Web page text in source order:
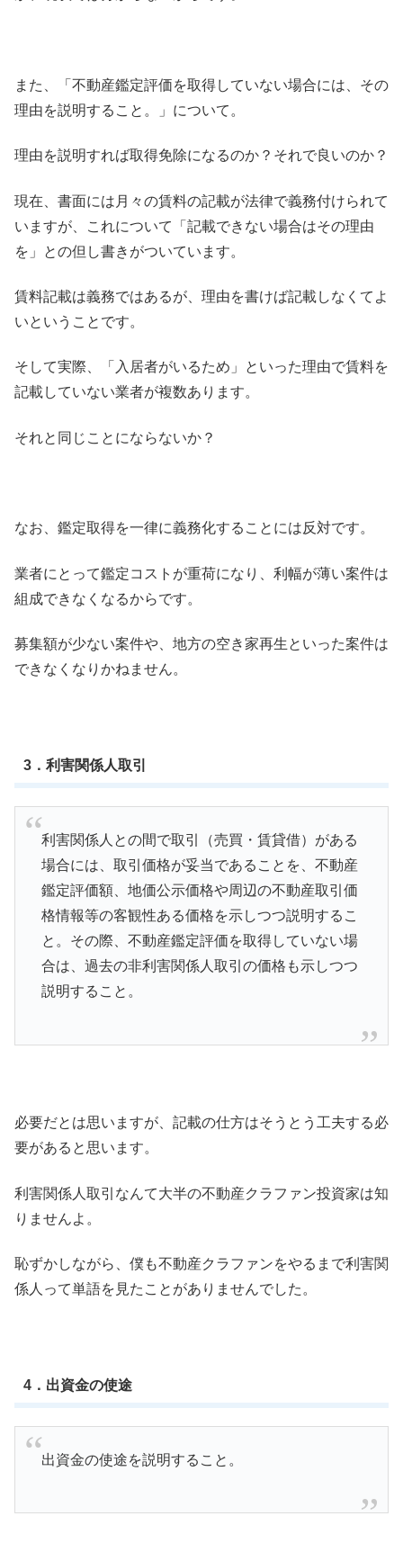
また、「不動産鑑定評価を取得していない場合には、その
理由を説明すること。」について。
理由を説明すれば取得免除になるのか？それで良いのか？
現在、書面には月々の賃料の記載が法律で義務付けられて
いますが、これについて「記載できない場合はその理由
を」との但し書きがついています。
賃料記載は義務ではあるが、理由を書けば記載しなくてよ
いということです。
そして実際、「入居者がいるため」といった理由で賃料を
記載していない業者が複数あります。
それと同じことにならないか？
なお、鑑定取得を一律に義務化することには反対です。
業者にとって鑑定コストが重荷になり、利幅が薄い案件は
組成できなくなるからです。
募集額が少ない案件や、地方の空き家再生といった案件は
できなくなりかねません。
3．利害関係人取引
利害関係人との間で取引（売買・賃貸借）がある
場合には、取引価格が妥当であることを、不動産
鑑定評価額、地価公示価格や周辺の不動産取引価
格情報等の客観性ある価格を示しつつ説明するこ
と。その際、不動産鑑定評価を取得していない場
合は、過去の非利害関係人取引の価格も示しつつ
説明すること。
必要だとは思いますが、記載の仕方はそうとう工夫する必
要があると思います。
利害関係人取引なんて大半の不動産クラファン投資家は知
りませんよ。
恥ずかしながら、僕も不動産クラファンをやるまで利害関
係人って単語を見たことがありませんでした。
4．出資金の使途
出資金の使途を説明すること。